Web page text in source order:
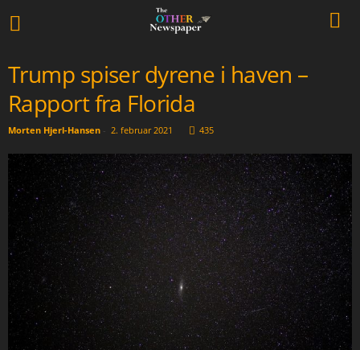
Trump spiser dyrene i haven –
Rapport fra Florida
Morten Hjerl-Hansen - 2. februar 2021 435